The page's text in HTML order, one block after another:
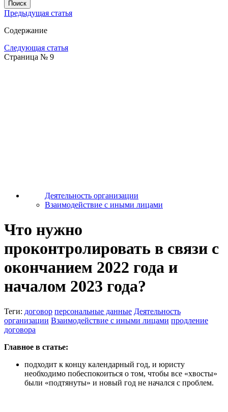
Предыдущая статья
Содержание
Следующая статья
Страница № 9
Деятельность организации
Взаимодействие с иными лицами
Что нужно
проконтролировать в связи с
окончанием 2022 года и
началом 2023 года?
Теги: договор персональные данные Деятельность
организации Взаимодействие с иными лицами продление
договора
Главное в статье:
подходит к концу календарный год, и юристу
необходимо побеспокоиться о том, чтобы все «хвосты»
были «подтянуты» и новый год не начался с проблем.